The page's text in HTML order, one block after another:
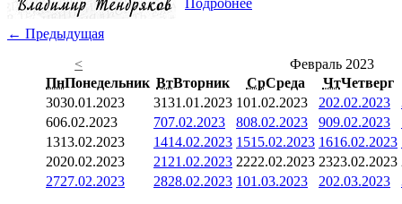
Подробнее
← Предыдущая
<
Февраль 2023
ПнПонедельник ВтВторник СрСреда ЧтЧетверг
3030.01.2023 3131.01.2023 101.02.2023 202.02.2023
606.02.2023 707.02.2023 808.02.2023 909.02.2023
1313.02.2023 1414.02.2023 1515.02.2023 1616.02.2023
2020.02.2023 21 21.02.2023 2222.02.2023 2323.02.2023
2727.02.2023 2828.02.2023 101.03.2023 202.03.2023